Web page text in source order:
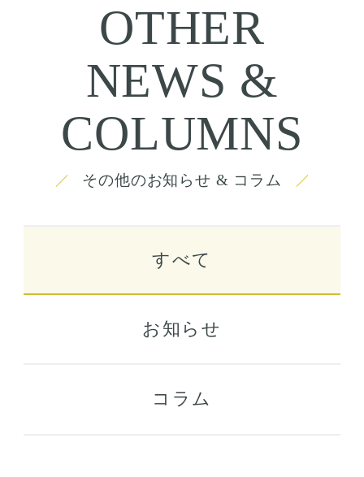
OTHER
NEWS &
COLUMNS
その他のお知らせ & コラム
すべて
お知らせ
コラム